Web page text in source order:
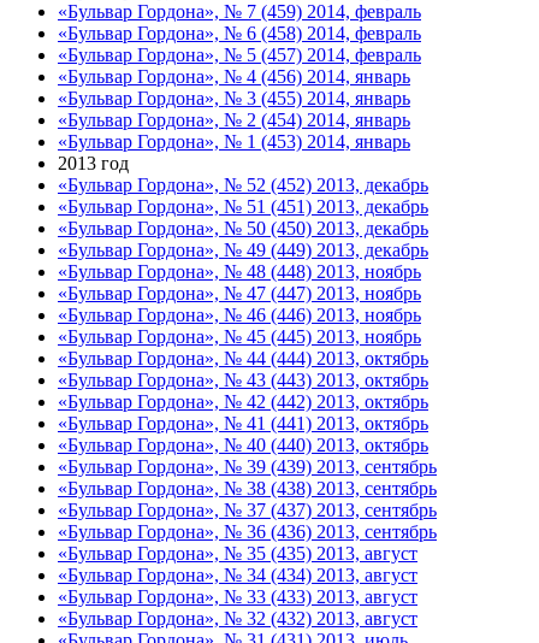
«Бульвар Гордона», № 7 (459) 2014, февраль
«Бульвар Гордона», № 6 (458) 2014, февраль
«Бульвар Гордона», № 5 (457) 2014, февраль
«Бульвар Гордона», № 4 (456) 2014, январь
«Бульвар Гордона», № 3 (455) 2014, январь
«Бульвар Гордона», № 2 (454) 2014, январь
«Бульвар Гордона», № 1 (453) 2014, январь
2013 год
«Бульвар Гордона», № 52 (452) 2013, декабрь
«Бульвар Гордона», № 51 (451) 2013, декабрь
«Бульвар Гордона», № 50 (450) 2013, декабрь
«Бульвар Гордона», № 49 (449) 2013, декабрь
«Бульвар Гордона», № 48 (448) 2013, ноябрь
«Бульвар Гордона», № 47 (447) 2013, ноябрь
«Бульвар Гордона», № 46 (446) 2013, ноябрь
«Бульвар Гордона», № 45 (445) 2013, ноябрь
«Бульвар Гордона», № 44 (444) 2013, октябрь
«Бульвар Гордона», № 43 (443) 2013, октябрь
«Бульвар Гордона», № 42 (442) 2013, октябрь
«Бульвар Гордона», № 41 (441) 2013, октябрь
«Бульвар Гордона», № 40 (440) 2013, октябрь
«Бульвар Гордона», № 39 (439) 2013, сентябрь
«Бульвар Гордона», № 38 (438) 2013, сентябрь
«Бульвар Гордона», № 37 (437) 2013, сентябрь
«Бульвар Гордона», № 36 (436) 2013, сентябрь
«Бульвар Гордона», № 35 (435) 2013, август
«Бульвар Гордона», № 34 (434) 2013, август
«Бульвар Гордона», № 33 (433) 2013, август
«Бульвар Гордона», № 32 (432) 2013, август